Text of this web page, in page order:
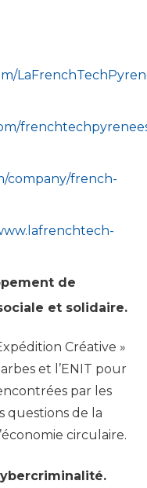
company/french-
de
et solidaire.
Créative »
et l’ENIT pour
par les
questions de la
circulaire.